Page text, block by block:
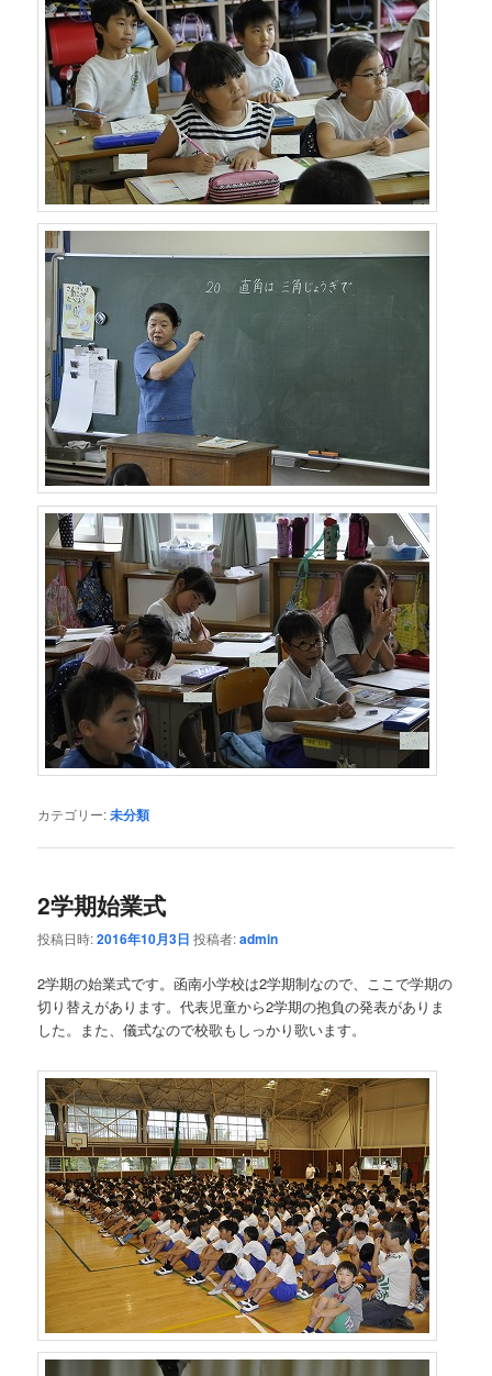
カテゴリー:未分類
2学期始業式
投稿日時:2016年10月3日 投稿者:admin
2学期の始業式です。函南小学校は2学期制なので、ここで学期の
切り替えがあります。代表児童から2学期の抱負の発表がありま
した。また、儀式なので校歌もしっかり歌います。